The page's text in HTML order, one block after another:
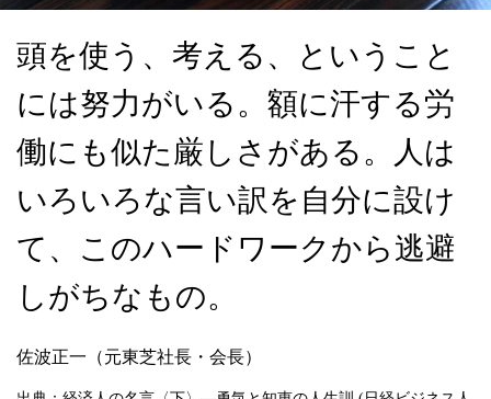
頭を使う、考える、ということ
には努力がいる。額に汗する労
働にも似た厳しさがある。人は
いろいろな言い訳を自分に設け
て、このハードワークから逃避
しがちなもの。
佐波正一（元東芝社長・会長）